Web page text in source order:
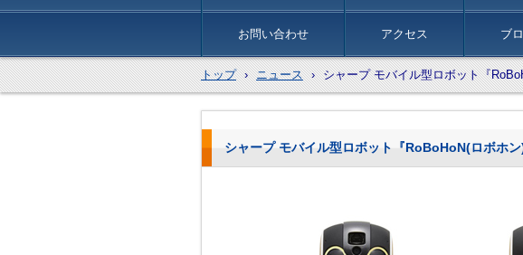
お問い合わせ アクセス ブ
トップ › ニュース › シャープ モバイル型ロボット『
シャープ モバイル型ロボット『RoBoHoN(ロボホ